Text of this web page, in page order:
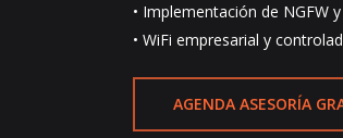
• Implementación de NGFW y
• WiFi empresarial y
AGENDA ASESORÍA